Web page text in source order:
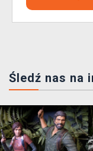
Śledź nas na